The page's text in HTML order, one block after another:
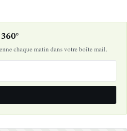
chaque matin dans votre boîte mail.